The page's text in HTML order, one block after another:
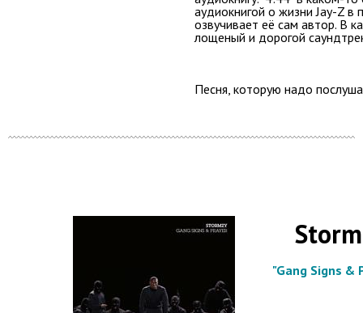
аудиокнигой о жизни Jay-Z в
озвучивает её сам автор. В
лощеный и дорогой
Песня, которую надо
"Gang Signs &